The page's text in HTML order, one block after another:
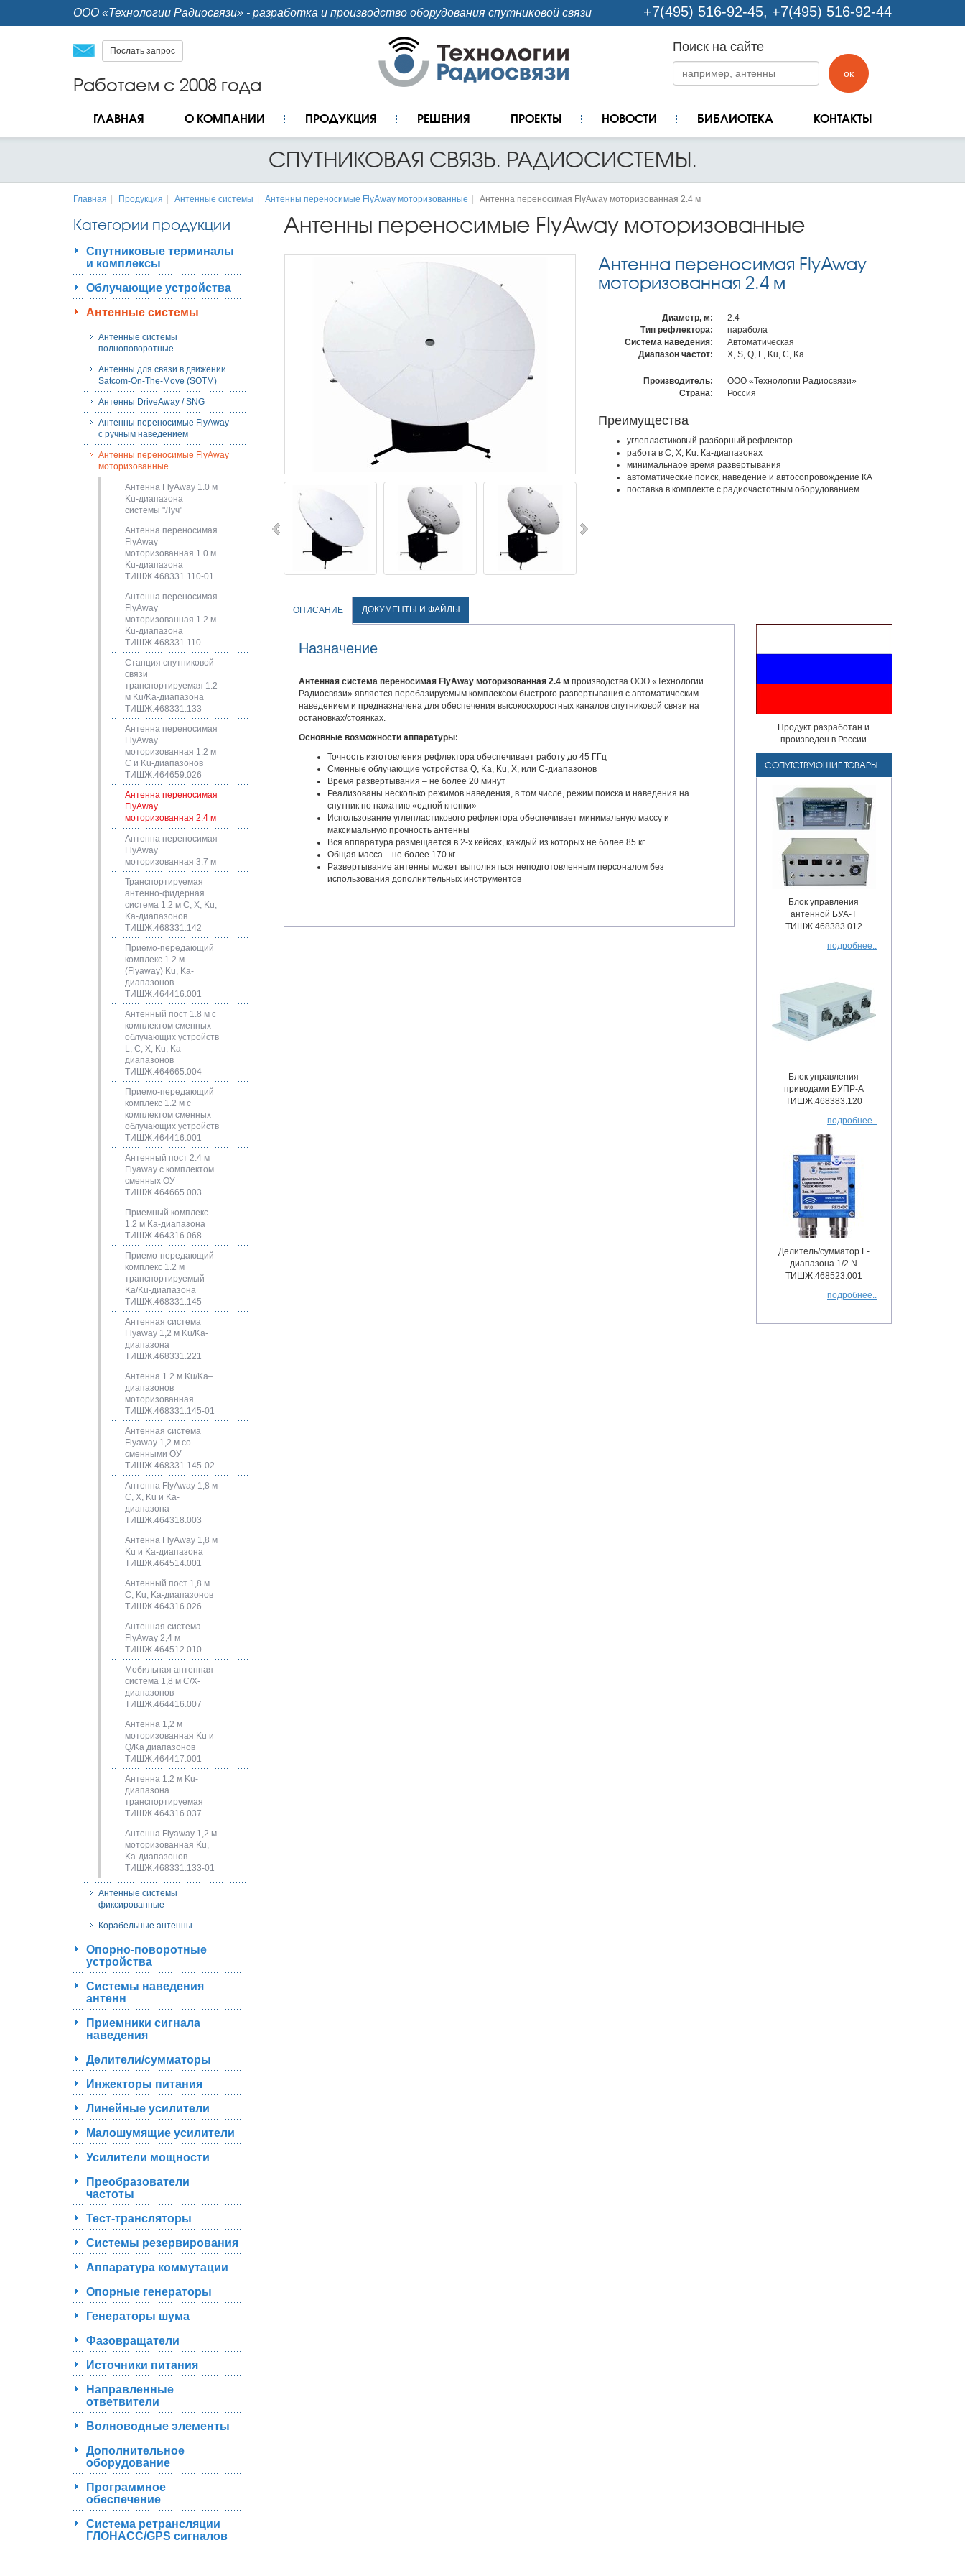
ООО «Технологии Радиосвязи» - разработка и производство оборудования спутниковой связи +7(495) 516-92-45, +7(495) 516-92-44
Послать запрос
Работаем с 2008 года
Поиск на сайте
ок
ГЛАВНАЯ О КОМПАНИИ ПРОДУКЦИЯ РЕШЕНИЯ ПРОЕКТЫ НОВОСТИ БИБЛИОТЕКА КОНТАКТЫ
СПУТНИКОВАЯ СВЯЗЬ. РАДИОСИСТЕМЫ.
Главная Продукция Антенные системы Антенны переносимые FlyAway моторизованные Антенна переносимая FlyAway моторизованная 2.4 м
Категории продукции
Спутниковые терминалы
и комплексы
Облучающие устройства
Антенные системы
Антенные системы
полноповоротные
Антенны для связи в движении
Satcom-On-The-Move (SOTM)
Антенны DriveAway / SNG
Антенны переносимые FlyAway
с ручным наведением
Антенны переносимые FlyAway
моторизованные
Антенна FlyAway 1.0 м
Ku-диапазона
системы "Луч"
Антенна переносимая
FlyAway
моторизованная 1.0 м
Ku-диапазона
ТИШЖ.468331.110-01
Антенна переносимая
FlyAway
моторизованная 1.2 м
Ku-диапазона
ТИШЖ.468331.110
Станция спутниковой
связи
транспортируемая 1.2
м Ku/Ka-диапазона
ТИШЖ.468331.133
Антенна переносимая
FlyAway
моторизованная 1.2 м
С и Ku-диапазонов
ТИШЖ.464659.026
Антенна переносимая
FlyAway
моторизованная 2.4 м
Антенна переносимая
FlyAway
моторизованная 3.7 м
Транспортируемая
антенно-фидерная
система 1.2 м C, X, Ku,
Ka-диапазонов
ТИШЖ.468331.142
Приемо-передающий
комплекс 1.2 м
(Flyaway) Ku, Ka-
диапазонов
ТИШЖ.464416.001
Антенный пост 1.8 м с
комплектом сменных
облучающих устройств
L, C, X, Ku, Ka-
диапазонов
ТИШЖ.464665.004
Приемо-передающий
комплекс 1.2 м с
комплектом сменных
облучающих устройств
ТИШЖ.464416.001
Антенный пост 2.4 м
Flyaway с комплектом
сменных ОУ
ТИШЖ.464665.003
Приемный комплекс
1.2 м Ka-диапазона
ТИШЖ.464316.068
Приемо-передающий
комплекс 1.2 м
транспортируемый
Ka/Ku-диапазона
ТИШЖ.468331.145
Антенная система
Flyaway 1,2 м Ku/Ka-
диапазона
ТИШЖ.468331.221
Антенна 1.2 м Ku/Ka–
диапазонов
моторизованная
ТИШЖ.468331.145-01
Антенная система
Flyaway 1,2 м со
сменными ОУ
ТИШЖ.468331.145-02
Антенна FlyAway 1,8 м
C, X, Ku и Ka-
диапазона
ТИШЖ.464318.003
Антенна FlyAway 1,8 м
Ku и Ka-диапазона
ТИШЖ.464514.001
Антенный пост 1,8 м
C, Ku, Ka-диапазонов
ТИШЖ.464316.026
Антенная система
FlyAway 2,4 м
ТИШЖ.464512.010
Мобильная антенная
система 1,8 м C/X-
диапазонов
ТИШЖ.464416.007
Антенна 1,2 м
моторизованная Ku и
Q/Ka диапазонов
ТИШЖ.464417.001
Антенна 1.2 м Ku-
диапазона
транспортируемая
ТИШЖ.464316.037
Антенна Flyaway 1,2 м
моторизованная Ku,
Ka-диапазонов
ТИШЖ.468331.133-01
Антенные системы
фиксированные
Корабельные антенны
Опорно-поворотные
устройства
Системы наведения
антенн
Приемники сигнала
наведения
Делители/сумматоры
Инжекторы питания
Линейные усилители
Малошумящие усилители
Усилители мощности
Преобразователи
частоты
Тест-трансляторы
Системы резервирования
Аппаратура коммутации
Опорные генераторы
Генераторы шума
Фазовращатели
Источники питания
Направленные
ответвители
Волноводные элементы
Дополнительное
оборудование
Программное
обеспечение
Система ретрансляции
ГЛОНАСС/GPS сигналов
Антенны переносимые FlyAway моторизованные
Антенна переносимая FlyAway
моторизованная 2.4 м
Диаметр, м:
2.4
Тип рефлектора:
парабола
Система наведения:
Автоматическая
Диапазон частот:
X, S, Q, L, Ku, C, Ka
Производитель:
ООО «Технологии Радиосвязи»
Страна:
Россия
Преимущества
углепластиковый разборный рефлектор
работа в C, Х, Ku. Ка-диапазонах
минимальнаое время развертывания
автоматические поиск, наведение и автосопровождение КА
поставка в комплекте с радиочастотным оборудованием
ОПИСАНИЕ ДОКУМЕНТЫ И ФАЙЛЫ
Назначение
Антенная система переносимая FlyAway моторизованная 2.4 м производства ООО «Технологии
Радиосвязи» является перебазируемым комплексом быстрого развертывания с автоматическим
наведением и предназначена для обеспечения высокоскоростных каналов спутниковой связи на
остановках/стоянках.
Основные возможности аппаратуры:
Точность изготовления рефлектора обеспечивает работу до 45 ГГц
Сменные облучающие устройства Q, Ka, Ku, X, или С-диапазонов
Время развертывания – не более 20 минут
Реализованы несколько режимов наведения, в том числе, режим поиска и наведения на
спутник по нажатию «одной кнопки»
Использование углепластикового рефлектора обеспечивает минимальную массу и
максимальную прочность антенны
Вся аппаратура размещается в 2-х кейсах, каждый из которых не более 85 кг
Общая масса – не более 170 кг
Развертывание антенны может выполняться неподготовленным персоналом без
использования дополнительных инструментов
Продукт разработан и
произведен в России
СОПУТСТВУЮЩИЕ ТОВАРЫ
Блок управления
антенной БУА-Т
ТИШЖ.468383.012
подробнее..
Блок управления
приводами БУПР-А
ТИШЖ.468383.120
подробнее..
Делитель/сумматор L-
диапазона 1/2 N
ТИШЖ.468523.001
подробнее..